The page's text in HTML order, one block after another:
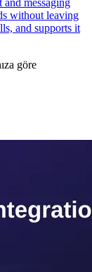
messaging
without leaving
and supports it
göre